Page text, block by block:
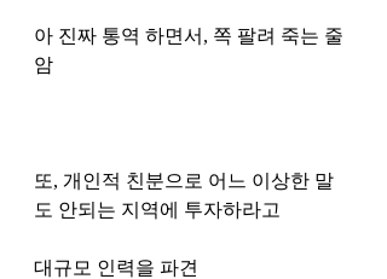
아 진짜 통역 하면서, 쪽 팔려 죽는 줄
암
또, 개인적 친분으로 어느 이상한 말
도 안되는 지역에 투자하라고
대규모 인력을 파견